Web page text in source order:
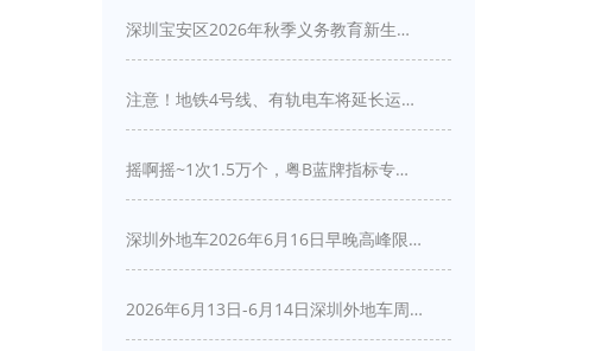
深圳宝安区2026年秋季义务教育新生入学指引
注意！地铁4号线、有轨电车将延长运营服务！
摇啊摇~1次1.5万个，粤B蓝牌指标专项摇号又来啦！
深圳外地车2026年6月16日早晚高峰限行详情
2026年6月13日-6月14日深圳外地车周末限行吗